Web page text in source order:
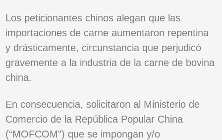
Los peticionantes chinos alegan que las
importaciones de carne aumentaron repentina
y drásticamente, circunstancia que perjudicó
gravemente a la industria de la carne de bovina
china.
En consecuencia, solicitaron al Ministerio de
Comercio de la República Popular China
(“MOFCOM”) que se impongan y/o